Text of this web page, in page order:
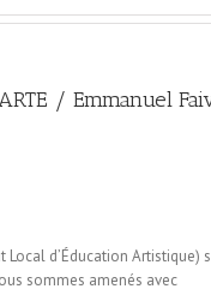
/ Emmanuel
Local d’Éducation Artistique)
sommes amenés avec